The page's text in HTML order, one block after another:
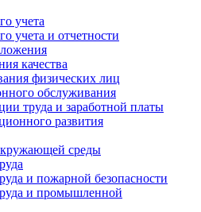
учета
учета и отчетности
качества
физических лиц
обслуживания
труда и заработной платы
развития
среды
и пожарной безопасности
и промышленной